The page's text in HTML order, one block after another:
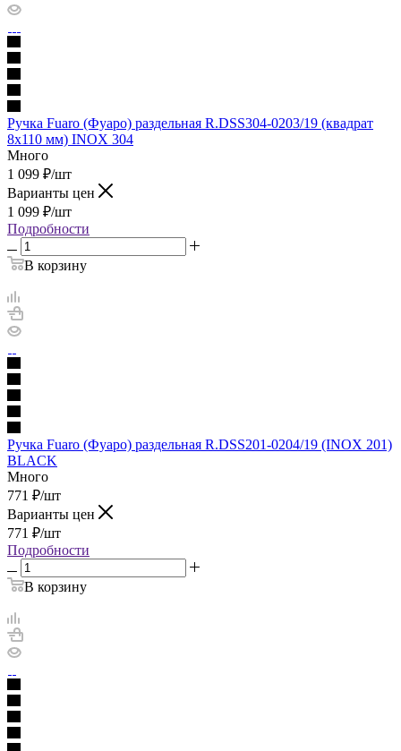
Ручка Fuaro (Фуаро) раздельная R.DSS304-0203/19 (квадрат
8х110 мм) INOX 304
Много
1 099 ₽/шт
Варианты цен
1 099 ₽/шт
Подробности
В корзину
Ручка Fuaro (Фуаро) раздельная R.DSS201-0204/19 (INOX 201)
BLACK
Много
771 ₽/шт
Варианты цен
771 ₽/шт
Подробности
В корзину